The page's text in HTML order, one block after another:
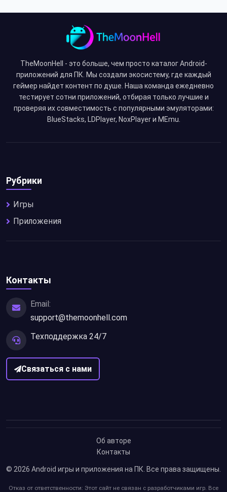
TheMoonHell - это больше, чем просто каталог Android-
приложений для ПК. Мы создали экосистему, где каждый
геймер найдет контент по душе. Наша команда ежедневно
тестирует сотни приложений, отбирая только лучшие и
проверяя их совместимость с популярными эмуляторами:
BlueStacks, LDPlayer, NoxPlayer и MEmu.
Рубрики
Игры
Приложения
Контакты
Email:
support@themoonhell.com
Техподдержка 24/7
Связаться с нами
Об авторе
Контакты
© 2026 Android игры и приложения на ПК. Все права защищены.
Отказ от ответственности: Этот сайт не связан с разработчиками игр. Все